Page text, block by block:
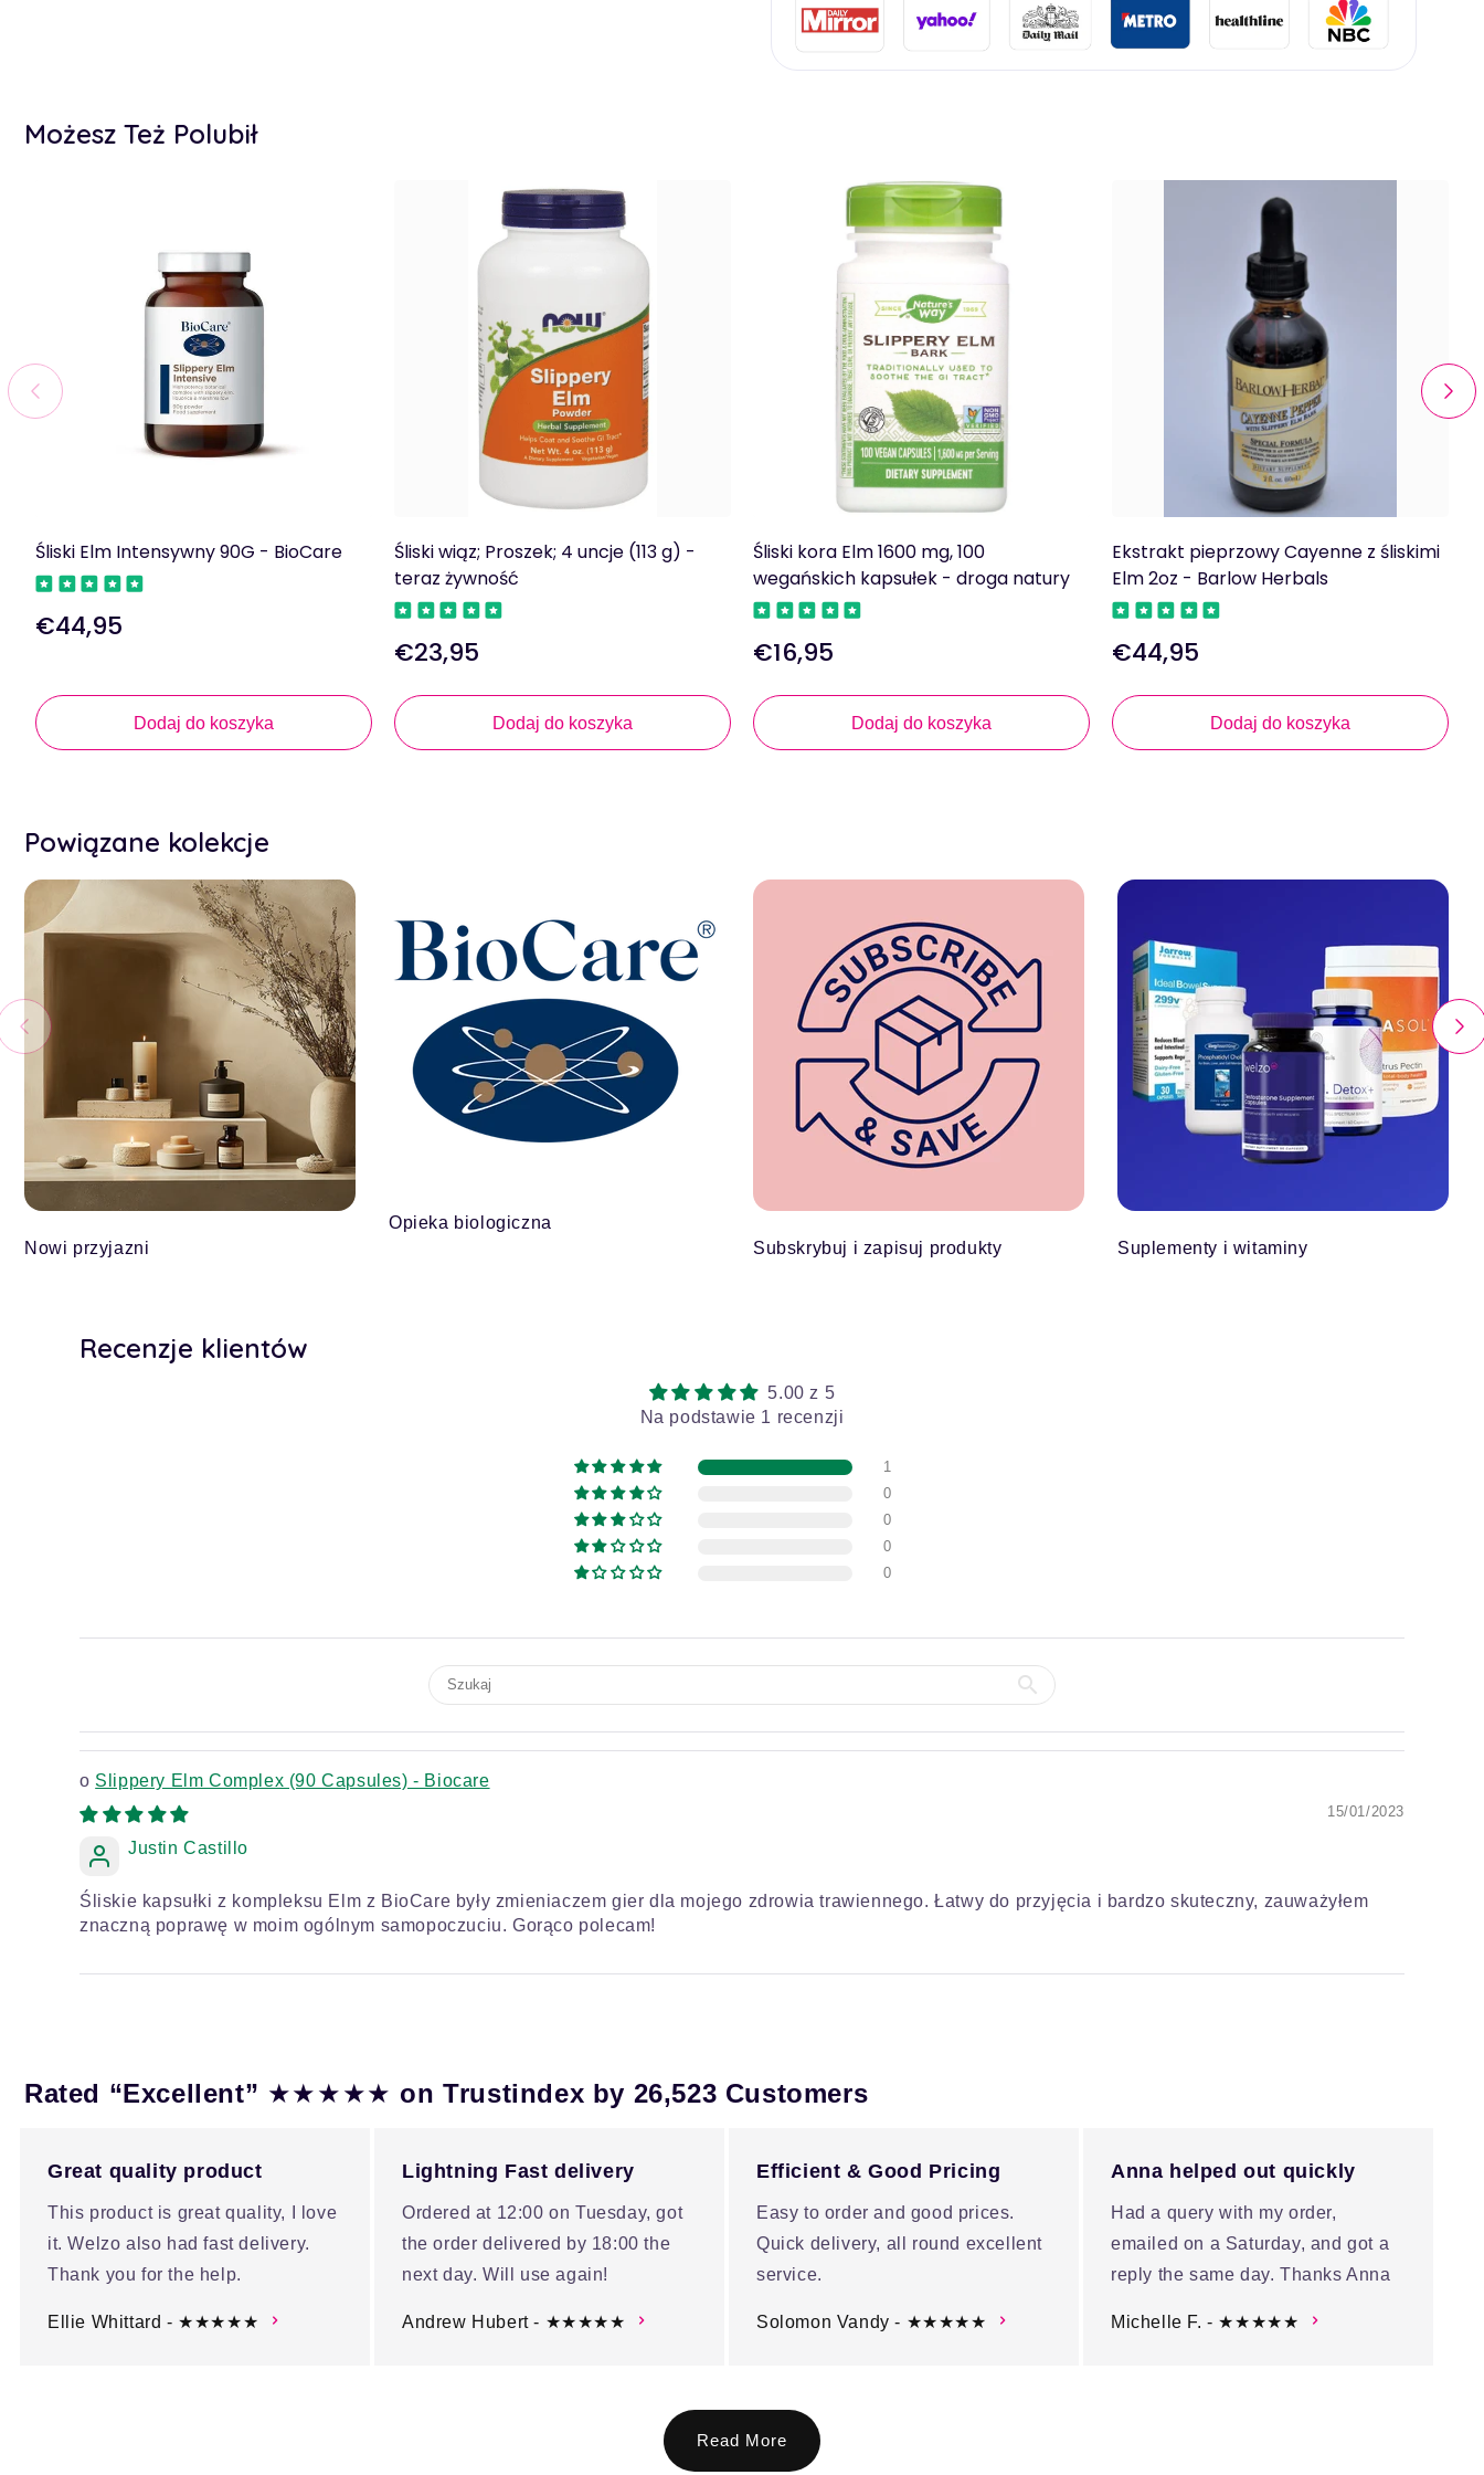
Możesz Też Polubił
Śliski Elm Intensywny 90G - BioCare
Regularna
€44,95
Dodaj do koszyka
Śliski wiąz; Proszek; 4 uncje (113 g) -
teraz żywność
Regularna
€23,95
Dodaj do koszyka
Śliski kora Elm 1600 mg, 100
wegańskich kapsułek - droga natury
Regularna
€16,95
Dodaj do koszyka
Ekstrakt pieprzowy Cayenne z śliskimi
Elm 2oz - Barlow Herbals
Regularna
€44,95
Dodaj do koszyka
Powiązane kolekcje
Nowi przyjazni
Opieka biologiczna
Subskrybuj i zapisuj produkty
Suplementy i witaminy
Recenzje klientów
5.00 z 5
Na podstawie 1 recenzji
1
0
0
0
0
Slippery Elm Complex (90 Capsules) - Biocare
15/01/2023
Justin Castillo
Śliskie kapsułki z kompleksu Elm z BioCare były zmieniaczem gier dla mojego zdrowia trawiennego. Łatwy do przyjęcia i bardzo skuteczny, zauważyłem
znaczną poprawę w moim ogólnym samopoczuciu. Gorąco polecam!
Rated “Excellent” ★★★★★ on Trustindex by 26,523 Customers
Great quality product
This product is great quality, I love
it. Welzo also had fast delivery.
Thank you for the help.
Ellie Whittard - ★★★★★
Lightning Fast delivery
Ordered at 12:00 on Tuesday, got
the order delivered by 18:00 the
next day. Will use again!
Andrew Hubert - ★★★★★
Efficient & Good Pricing
Easy to order and good prices.
Quick delivery, all round excellent
service.
Solomon Vandy - ★★★★★
Anna helped out quickly
Had a query with my order,
emailed on a Saturday, and got a
reply the same day. Thanks Anna
Michelle F. - ★★★★★
Read More